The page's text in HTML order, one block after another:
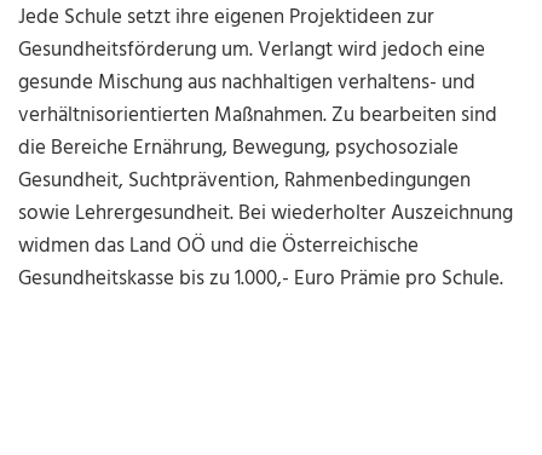
Jede Schule setzt ihre eigenen Projektideen zur
Gesundheitsförderung um. Verlangt wird jedoch eine
gesunde Mischung aus nachhaltigen verhaltens- und
verhältnisorientierten Maßnahmen. Zu bearbeiten sind
die Bereiche Ernährung, Bewegung, psychosoziale
Gesundheit, Suchtprävention, Rahmenbedingungen
sowie Lehrergesundheit. Bei wiederholter Auszeichnung
widmen das Land OÖ und die Österreichische
Gesundheitskasse bis zu 1.000,- Euro Prämie pro Schule.